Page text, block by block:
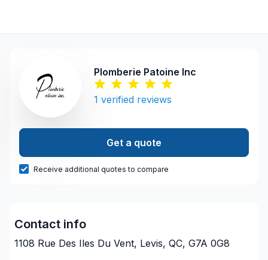
Plomberie Patoine Inc
1 verified reviews
Get a quote
Receive additional quotes to compare
Contact info
1108 Rue Des Iles Du Vent, Levis, QC, G7A 0G8